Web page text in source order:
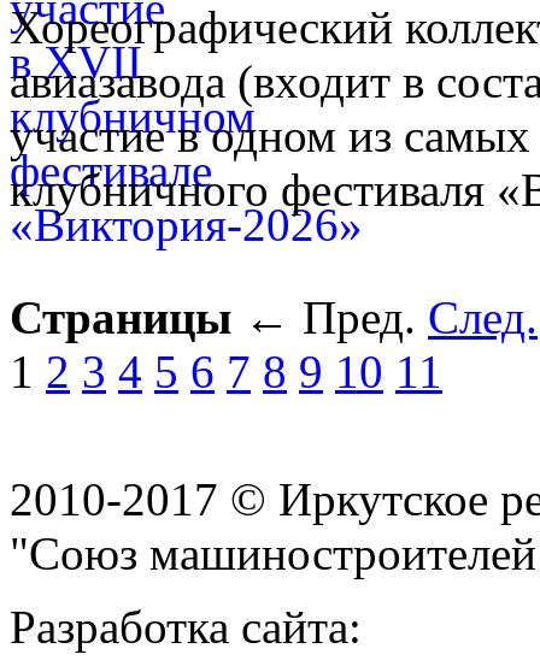
Хореографический
авиазавода (входит в
участие в одном из
клубничного фестиваля
Страницы ← Пред. След.
1 2 3 4 5 6 7 8 9 10 11
2010-2017 © Иркутское
"Союз
Разработка сайта: